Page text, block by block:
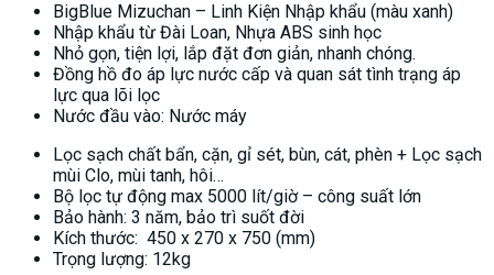
BigBlue Mizuchan – Linh Kiện Nhập khẩu (màu xanh)
Nhập khẩu từ Đài Loan, Nhựa ABS sinh học
Nhỏ gọn, tiện lợi, lắp đặt đơn giản, nhanh chóng.
Đồng hồ đo áp lực nước cấp và quan sát tình trạng áp
lực qua lõi lọc
Nước đầu vào: Nước máy
Lọc sạch chất bẩn, cặn, gỉ sét, bùn, cát, phèn + Lọc sạch
mùi Clo, mùi tanh, hôi…
Bộ lọc tự động max 5000 lít/giờ – công suất lớn
Bảo hành: 3 năm, bảo trì suốt đời
Kích thước: 450 x 270 x 750 (mm)
Trọng lượng: 12kg